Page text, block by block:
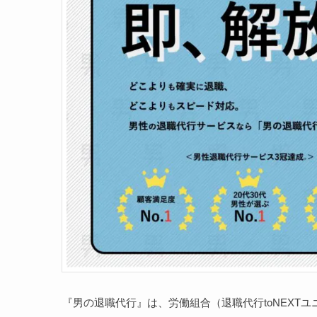
『男の退職代行』は、労働組合（退職代行toNEXT